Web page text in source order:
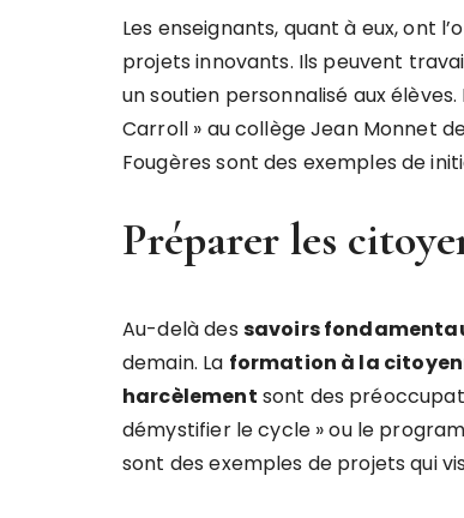
Les enseignants, quant à eux, ont
projets innovants. Ils peuvent
un soutien personnalisé aux élèves.
Carroll » au collège Jean Monnet
Fougères sont des exemples de
Préparer les
Au-delà des savoirs
demain. La formation à la
harcèlement sont des
démystifier le cycle » ou le
sont des exemples de projets qui